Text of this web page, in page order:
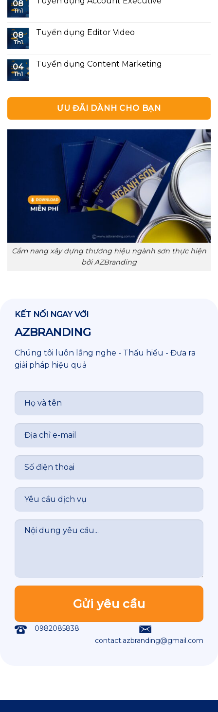
08
Th1
08
Th1
Tuyển dụng Editor Video
04
Th1
Tuyển dụng Content Marketing
ƯU ĐÃI DÀNH CHO BẠN
Cẩm nang xây dựng thương hiệu ngành sơn thực hiện
bởi AZBranding
KẾT NỐI NGAY VỚI
AZBRANDING
Chúng tôi luôn lắng nghe - Thấu hiểu - Đưa ra
giải pháp hiệu quả
0982085838
contact.azbranding@gmail.com